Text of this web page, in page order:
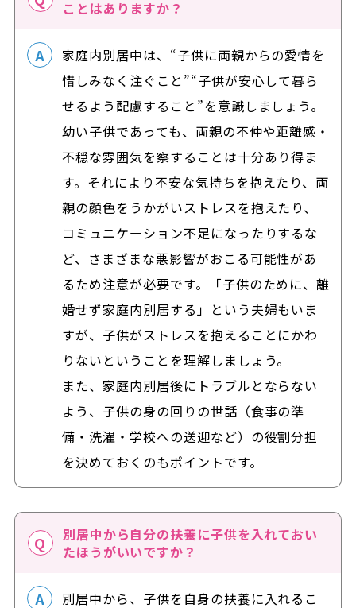
ことはありますか？
家庭内別居中は、“子供に両親からの愛情を
惜しみなく注ぐこと”“子供が安心して暮ら
せるよう配慮すること”を意識しましょう。
幼い子供であっても、両親の不仲や距離感・
不穏な雰囲気を察することは十分あり得ま
す。それにより不安な気持ちを抱えたり、両
親の顔色をうかがいストレスを抱えたり、
コミュニケーション不足になったりするな
ど、さまざまな悪影響がおこる可能性があ
るため注意が必要です。「子供のために、離
婚せず家庭内別居する」という夫婦もいま
すが、子供がストレスを抱えることにかわ
りないということを理解しましょう。
また、家庭内別居後にトラブルとならない
よう、子供の身の回りの世話（食事の準
備・洗濯・学校への送迎など）の役割分担
を決めておくのもポイントです。
別居中から自分の扶養に子供を入れておい
たほうがいいですか？
別居中から、子供を自身の扶養に入れるこ